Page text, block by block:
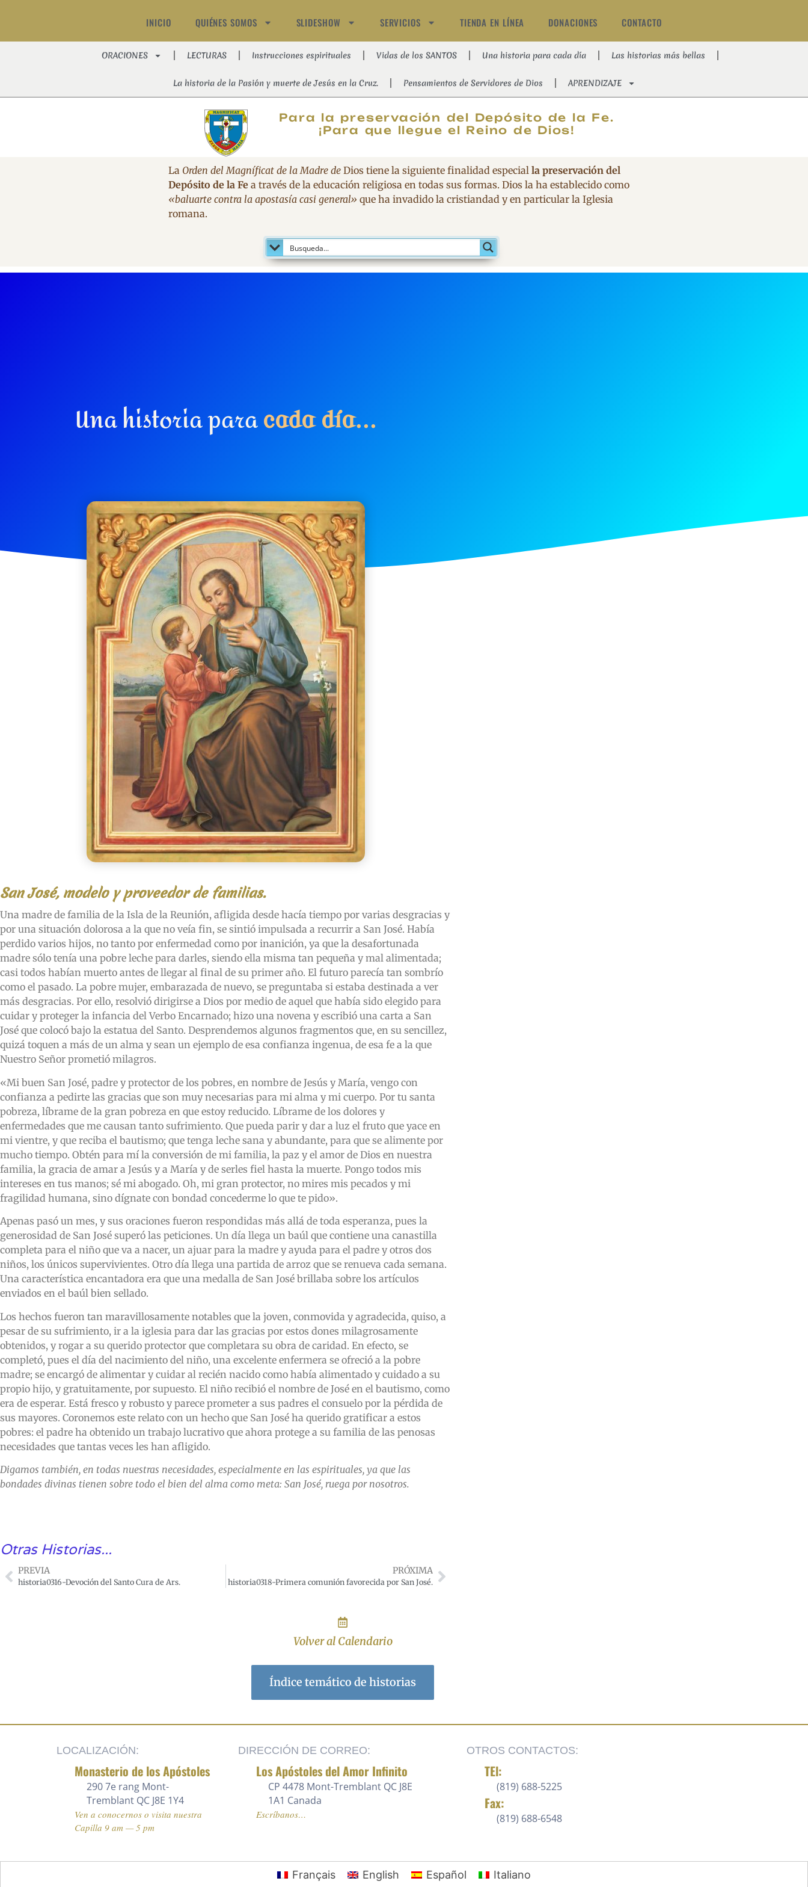
INICIO QUIÉNES SOMOS SLIDESHOW SERVICIOS TIENDA EN LÍNEA DONACIONES CONTACTO
ORACIONES LECTURAS Instrucciones espirituales Vidas de los SANTOS Una historia para cada día Las historias más bellas
La historia de la Pasión y muerte de Jesús en la Cruz. Pensamientos de Servidores de Dios APRENDIZAJE
Para la preservación del Depósito de la Fe.
¡Para que llegue el Reino de Dios!
MAGNIFICAT
La Orden del Magníficat de la Madre de Dios tiene la siguiente finalidad especial la preservación del
Depósito de la Fe a través de la educación religiosa en todas sus formas. Dios la ha establecido como
«baluarte contra la apostasía casi general» que ha invadido la cristiandad y en particular la Iglesia
romana.
Una historia para cada día...
San José, modelo y proveedor de familias.
Una madre de familia de la Isla de la Reunión, afligida desde hacía tiempo por varias desgracias y
por una situación dolorosa a la que no veía fin, se sintió impulsada a recurrir a San José. Había
perdido varios hijos, no tanto por enfermedad como por inanición, ya que la desafortunada
madre sólo tenía una pobre leche para darles, siendo ella misma tan pequeña y mal alimentada;
casi todos habían muerto antes de llegar al final de su primer año. El futuro parecía tan sombrío
como el pasado. La pobre mujer, embarazada de nuevo, se preguntaba si estaba destinada a ver
más desgracias. Por ello, resolvió dirigirse a Dios por medio de aquel que había sido elegido para
cuidar y proteger la infancia del Verbo Encarnado; hizo una novena y escribió una carta a San
José que colocó bajo la estatua del Santo. Desprendemos algunos fragmentos que, en su sencillez,
quizá toquen a más de un alma y sean un ejemplo de esa confianza ingenua, de esa fe a la que
Nuestro Señor prometió milagros.
«Mi buen San José, padre y protector de los pobres, en nombre de Jesús y María, vengo con
confianza a pedirte las gracias que son muy necesarias para mi alma y mi cuerpo. Por tu santa
pobreza, líbrame de la gran pobreza en que estoy reducido. Líbrame de los dolores y
enfermedades que me causan tanto sufrimiento. Que pueda parir y dar a luz el fruto que yace en
mi vientre, y que reciba el bautismo; que tenga leche sana y abundante, para que se alimente por
mucho tiempo. Obtén para mí la conversión de mi familia, la paz y el amor de Dios en nuestra
familia, la gracia de amar a Jesús y a María y de serles fiel hasta la muerte. Pongo todos mis
intereses en tus manos; sé mi abogado. Oh, mi gran protector, no mires mis pecados y mi
fragilidad humana, sino dígnate con bondad concederme lo que te pido».
Apenas pasó un mes, y sus oraciones fueron respondidas más allá de toda esperanza, pues la
generosidad de San José superó las peticiones. Un día llega un baúl que contiene una canastilla
completa para el niño que va a nacer, un ajuar para la madre y ayuda para el padre y otros dos
niños, los únicos supervivientes. Otro día llega una partida de arroz que se renueva cada semana.
Una característica encantadora era que una medalla de San José brillaba sobre los artículos
enviados en el baúl bien sellado.
Los hechos fueron tan maravillosamente notables que la joven, conmovida y agradecida, quiso, a
pesar de su sufrimiento, ir a la iglesia para dar las gracias por estos dones milagrosamente
obtenidos, y rogar a su querido protector que completara su obra de caridad. En efecto, se
completó, pues el día del nacimiento del niño, una excelente enfermera se ofreció a la pobre
madre; se encargó de alimentar y cuidar al recién nacido como había alimentado y cuidado a su
propio hijo, y gratuitamente, por supuesto. El niño recibió el nombre de José en el bautismo, como
era de esperar. Está fresco y robusto y parece prometer a sus padres el consuelo por la pérdida de
sus mayores. Coronemos este relato con un hecho que San José ha querido gratificar a estos
pobres: el padre ha obtenido un trabajo lucrativo que ahora protege a su familia de las penosas
necesidades que tantas veces les han afligido.
Digamos también, en todas nuestras necesidades, especialmente en las espirituales, ya que las
bondades divinas tienen sobre todo el bien del alma como meta: San José, ruega por nosotros.
Otras Historias...
PREVIA
historia0316-Devoción del Santo Cura de Ars.
PRÓXIMA
historia0318-Primera comunión favorecida por San José.
Volver al Calendario
Índice temático de historias
LOCALIZACIÓN:
Monasterio de los Apóstoles
290 7e rang Mont-
Tremblant QC J8E 1Y4
Ven a conocernos o visita nuestra
Capilla 9 am — 5 pm
DIRECCIÓN DE CORREO:
Los Apóstoles del Amor Infinito
CP 4478 Mont-Tremblant QC J8E
1A1 Canada
Escríbanos…
OTROS CONTACTOS:
TEl:
(819) 688-5225 ‍
Fax:
(819) 688-6548
Français English Español Italiano